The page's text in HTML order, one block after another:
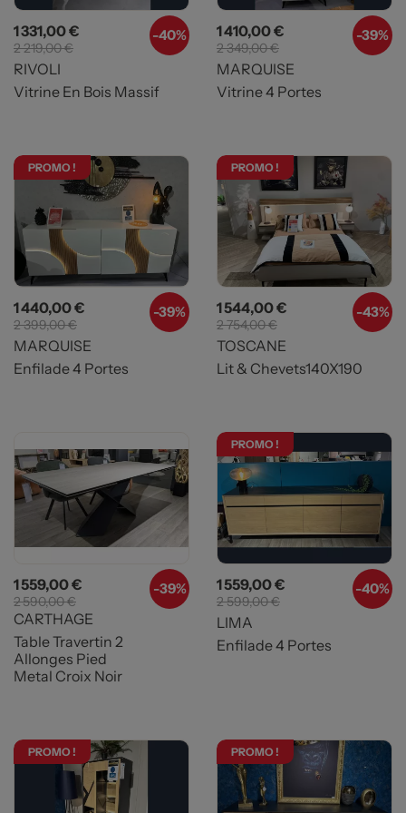
-40%
Prix
1 331,00 € Prix de base
2 219,00 €
RIVOLI
Vitrine En Bois Massif
-39%
Prix
1 410,00 € Prix de base
2 349,00 €
MARQUISE
Vitrine 4 Portes
PROMO !
-39%
Prix
1 440,00 € Prix de base
2 399,00 €
MARQUISE
Enfilade 4 Portes
PROMO !
-43%
Prix
1 544,00 € Prix de base
2 754,00 €
TOSCANE
Lit & Chevets140X190
-39%
Prix
1 559,00 € Prix de base
2 590,00 €
CARTHAGE
Table Travertin 2
Allonges Pied
Metal Croix Noir
PROMO !
-40%
Prix
1 559,00 € Prix de base
2 599,00 €
LIMA
Enfilade 4 Portes
PROMO ! PROMO !